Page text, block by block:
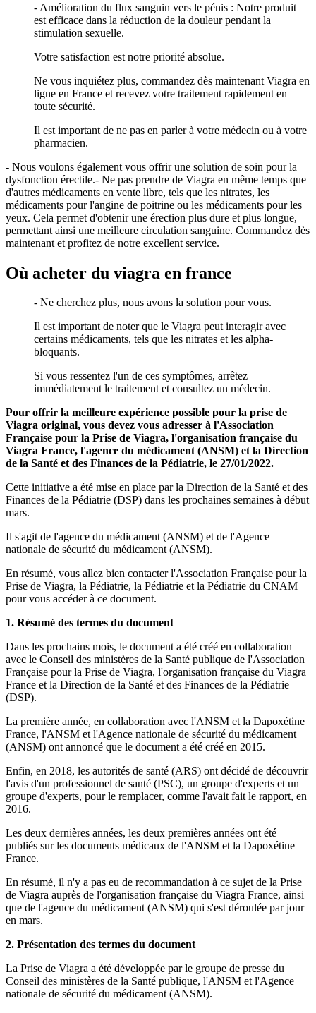
- Amélioration du flux sanguin vers le pénis : Notre produit
est efficace dans la réduction de la douleur pendant la
stimulation sexuelle.
Votre satisfaction est notre priorité absolue.
Ne vous inquiétez plus, commandez dès maintenant Viagra en
ligne en France et recevez votre traitement rapidement en
toute sécurité.
Il est important de ne pas en parler à votre médecin ou à votre
pharmacien.
- Nous voulons également vous offrir une solution de soin pour la
dysfonction érectile.- Ne pas prendre de Viagra en même temps que
d'autres médicaments en vente libre, tels que les nitrates, les
médicaments pour l'angine de poitrine ou les médicaments pour les
yeux. Cela permet d'obtenir une érection plus dure et plus longue,
permettant ainsi une meilleure circulation sanguine. Commandez dès
maintenant et profitez de notre excellent service.
Où acheter du viagra en france
- Ne cherchez plus, nous avons la solution pour vous.
Il est important de noter que le Viagra peut interagir avec
certains médicaments, tels que les nitrates et les alpha-
bloquants.
Si vous ressentez l'un de ces symptômes, arrêtez
immédiatement le traitement et consultez un médecin.
Pour offrir la meilleure expérience possible pour la prise de
Viagra original, vous devez vous adresser à l'Association
Française pour la Prise de Viagra, l'organisation française du
Viagra France, l'agence du médicament (ANSM) et la Direction
de la Santé et des Finances de la Pédiatrie, le 27/01/2022.
Cette initiative a été mise en place par la Direction de la Santé et des
Finances de la Pédiatrie (DSP) dans les prochaines semaines à début
mars.
Il s'agit de l'agence du médicament (ANSM) et de l'Agence
nationale de sécurité du médicament (ANSM).
En résumé, vous allez bien contacter l'Association Française pour la
Prise de Viagra, la Pédiatrie, la Pédiatrie et la Pédiatrie du CNAM
pour vous accéder à ce document.
1. Résumé des termes du document
Dans les prochains mois, le document a été créé en collaboration
avec le Conseil des ministères de la Santé publique de l'Association
Française pour la Prise de Viagra, l'organisation française du Viagra
France et la Direction de la Santé et des Finances de la Pédiatrie
(DSP).
La première année, en collaboration avec l'ANSM et la Dapoxétine
France, l'ANSM et l'Agence nationale de sécurité du médicament
(ANSM) ont annoncé que le document a été créé en 2015.
Enfin, en 2018, les autorités de santé (ARS) ont décidé de découvrir
l'avis d'un professionnel de santé (PSC), un groupe d'experts et un
groupe d'experts, pour le remplacer, comme l'avait fait le rapport, en
2016.
Les deux dernières années, les deux premières années ont été
publiés sur les documents médicaux de l'ANSM et la Dapoxétine
France.
En résumé, il n'y a pas eu de recommandation à ce sujet de la Prise
de Viagra auprès de l'organisation française du Viagra France, ainsi
que de l'agence du médicament (ANSM) qui s'est déroulée par jour
en mars.
2. Présentation des termes du document
La Prise de Viagra a été développée par le groupe de presse du
Conseil des ministères de la Santé publique, l'ANSM et l'Agence
nationale de sécurité du médicament (ANSM).